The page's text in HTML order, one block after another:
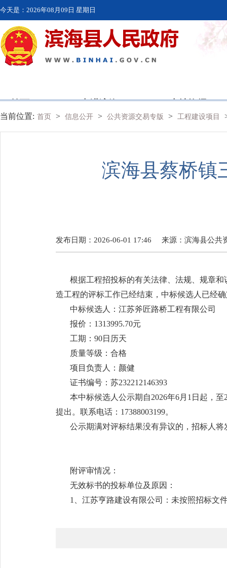
今天是： 2026年08月09日 星期日
首页 走进滨海 本地资讯
当前位置: 首页 > 信息公开 > 公共资源交易专版 > 工程建设项目
滨海县蔡桥镇
发布日期：2026-06-01 17:46 来源： 滨海县公共
根据工程招投标的有关法律、法规、规章
造工程的评标工作已经结束，中标候选人已经
中标候选人：江苏斧匠路桥工程有限公司
报价：1313995.70元
工期：90日历天
质量等级：合格
项目负责人：颜健
证书编号：苏232212146393
本中标候选人公示期自2026年6月1日起，
提出。联系电话：17388003199。
公示期满对评标结果没有异议的，招标人
附评审情况：
无效标书的投标单位及原因：
1、江苏亨路建设有限公司：未按照招标文